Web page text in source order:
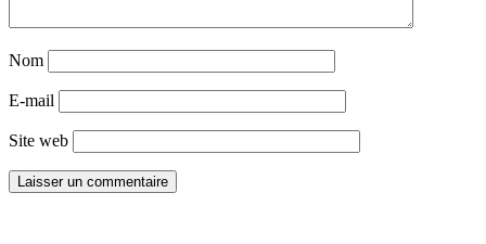
Nom
E-mail
Site web